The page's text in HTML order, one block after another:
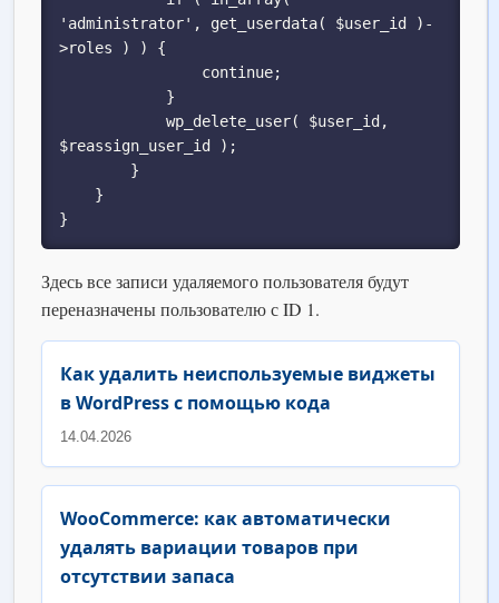
'administrator', get_userdata( $user_id )-
>roles ) ) {
$reassign_user_id );
}
Здесь все записи удаляемого пользователя будут
переназначены пользователю с ID 1.
Как удалить неиспользуемые виджеты
в WordPress с помощью кода
14.04.2026
WooCommerce: как автоматически
удалять вариации товаров при
отсутствии запаса